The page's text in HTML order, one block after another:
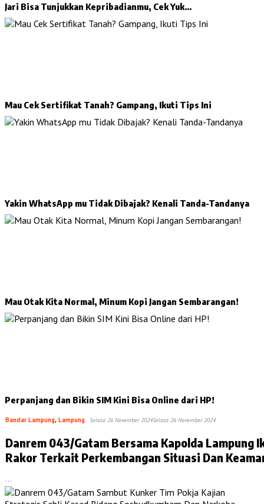
Jari Bisa Tunjukkan Kepribadianmu, Cek Yuk…
Mau Cek Sertifikat Tanah? Gampang, Ikuti Tips Ini
Yakin WhatsApp mu Tidak Dibajak? Kenali Tanda-Tandanya
Mau Otak Kita Normal, Minum Kopi Jangan Sembarangan!
Perpanjang dan Bikin SIM Kini Bisa Online dari HP!
Bandar Lampung, Lampung Selasa 26 November 2024Selasa 26 November 2024
Danrem 043/Gatam Bersama Kapolda Lampung
Rakor Terkait Perkembangan Situasi Dan
…